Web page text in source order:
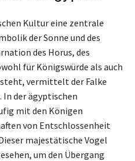
Kultur eine zentrale
der Sonne und des
des Horus, des
für Königswürde als auch
vermittelt der Falke
der ägyptischen
mit den Königen
von Entschlossenheit
majestätische Vogel
um den Übergang